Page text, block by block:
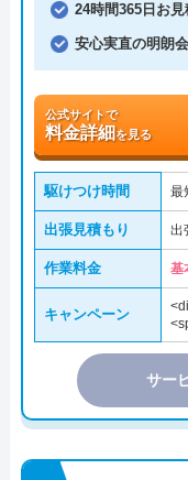
24時間365日お
安心実直の明朗
公式サイトで
料金詳細を見る
駆けつけ時間 最
出張見積もり 出
作業料金 基
キャンペーン
サー